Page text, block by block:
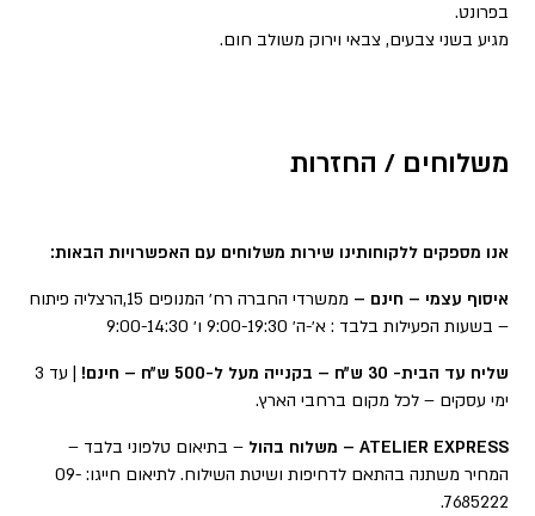
בפרונט.
מגיע בשני צבעים, צבאי וירוק משולב חום.
משלוחים / החזרות
אנו מספקים ללקוחותינו שירות משלוחים עם האפשרויות הבאות:
איסוף עצמי – חינם –
ממשרדי החברה רח׳ המנופים 15,הרצליה פיתוח
– בשעות הפעילות בלבד : א׳-ה׳ 9:00-19:30 ו׳ 9:00-14:30
שליח עד הבית- 30 ש״ח – בקנייה מעל ל-500 ש״ח – חינם!
| עד 3
ימי עסקים – לכל מקום ברחבי הארץ.
ATELIER EXPRESS – משלוח בהול
– בתיאום טלפוני בלבד –
המחיר משתנה בהתאם לדחיפות ושיטת השילוח. לתיאום חייגו: 09-
7685222.